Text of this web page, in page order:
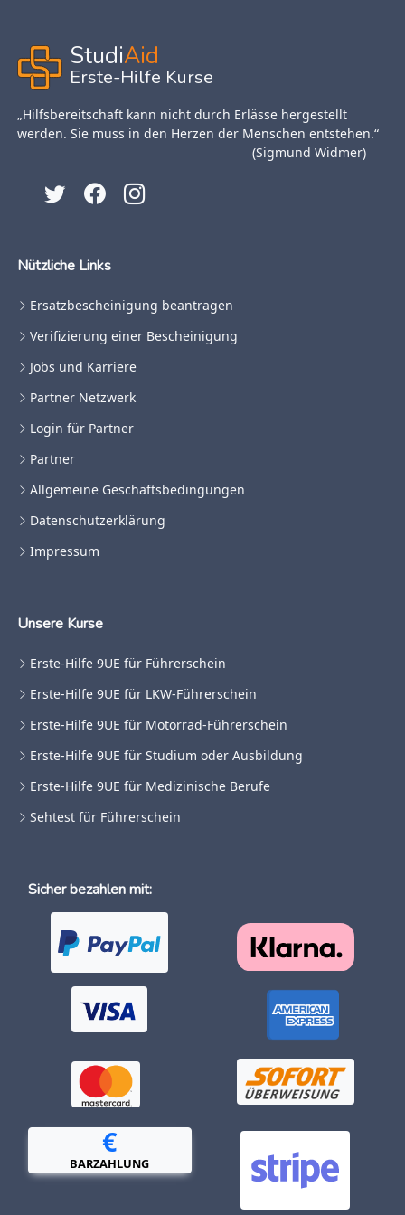
StudiAid
Erste-Hilfe Kurse
„Hilfsbereitschaft kann nicht durch Erlässe hergestellt
werden. Sie muss in den Herzen der Menschen entstehen.“
(Sigmund Widmer)
Nützliche Links
Ersatzbescheinigung beantragen
Verifizierung einer Bescheinigung
Jobs und Karriere
Partner Netzwerk
Login für Partner
Partner
Allgemeine Geschäftsbedingungen
Datenschutzerklärung
Impressum
Unsere Kurse
Erste-Hilfe 9UE für Führerschein
Erste-Hilfe 9UE für LKW-Führerschein
Erste-Hilfe 9UE für Motorrad-Führerschein
Erste-Hilfe 9UE für Studium oder Ausbildung
Erste-Hilfe 9UE für Medizinische Berufe
Sehtest für Führerschein
Sicher bezahlen mit:
€
BARZAHLUNG